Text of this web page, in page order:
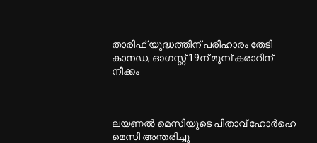
താരിഫ് യുദ്ധത്തിന് പരിഹാരം തേടി
കാനഡ; ഓഗസ്റ്റ് 19ന് മുമ്പ് കരാറിന്
നീക്കം
ലയണൽ മെസിയുടെ പിതാവ് ഹോർഹെ
മെസി അന്തരിച്ചു